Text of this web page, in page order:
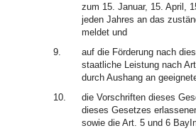
zum 15. Januar, 15. April,
jeden Jahres an das
meldet und
9.
auf die Förderung nach
staatliche Leistung nach
durch Aushang an
10.
die Vorschriften dieses
dieses Gesetzes
sowie die Art. 5 und 6